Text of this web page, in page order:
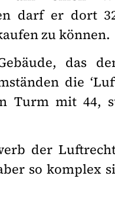
darf er dort
zu können.
das
die
Turm mit 44,
der
so komplex